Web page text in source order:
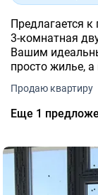
Предлагается
3-комнатная
Вашим
просто жилье,
Продаю квартиру
Еще 1